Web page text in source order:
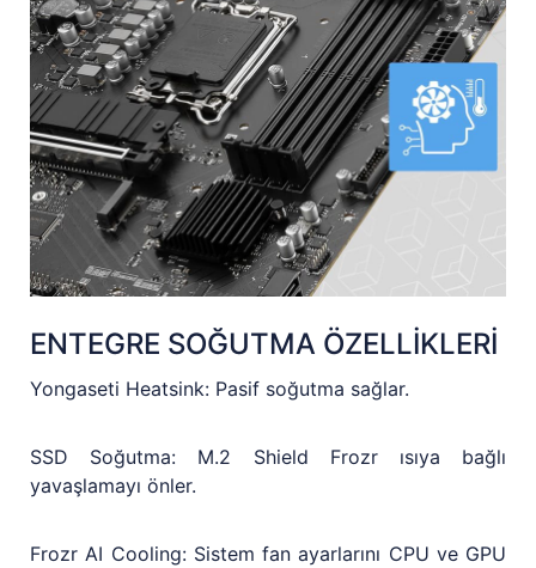
ENTEGRE SOĞUTMA ÖZELLİKLERİ
Yongaseti Heatsink: Pasif soğutma sağlar.
SSD Soğutma: M.2 Shield Frozr ısıya bağlı
yavaşlamayı önler.
Frozr AI Cooling: Sistem fan ayarlarını CPU ve GPU